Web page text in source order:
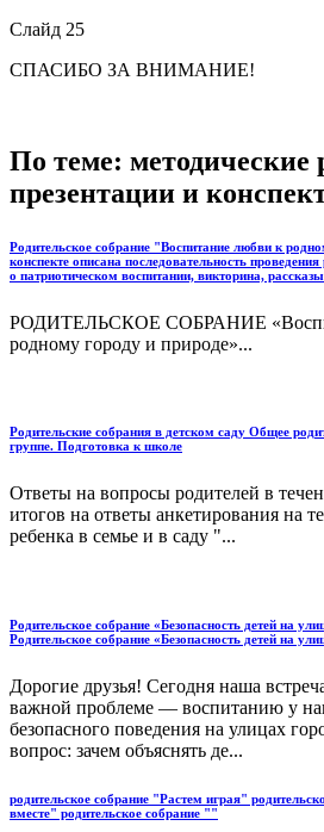
Слайд 25
СПАСИБО ЗА ВНИМАНИЕ!
По теме: методические
презентации и
Родительское собрание "Воспитание любви к
конспекте описана последовательность
о патриотическом воспитании, викторина,
РОДИТЕЛЬСКОЕ СОБРАНИЕ
родному городу и природе»...
Родительские собрания в детском саду Общее
группе. Подготовка к школе
Ответы на вопросы родителей в
итогов на ответы анкетирования на
ребенка в семье и в саду "...
Родительское собрание «Безопасность детей на
Родительское собрание «Безопасность детей на
Дорогие друзья! Сегодня наша
важной проблеме — воспитанию у
безопасного поведения на улицах
вопрос: зачем объяс­нять де...
родительское собрание "Растем играя"
вместе" родительское собрание ""